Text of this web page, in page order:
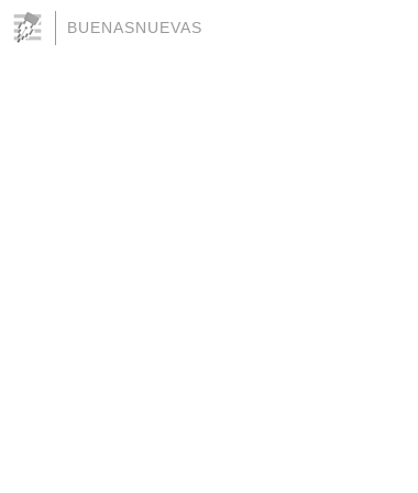
BUENASNUEVAS